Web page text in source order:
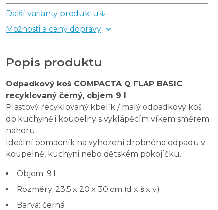
Další varianty produktu
Možnosti a ceny dopravy
Popis produktu
Odpadkový koš COMPACTA Q FLAP BASIC
recyklovaný černý, objem 9 l
Plastový recyklovaný kbelík / malý odpadkový koš
do kuchyně i koupelny s vyklápěcím víkem směrem
nahoru.
Ideální pomocník na vyhození drobného odpadu v
koupelně, kuchyni nebo dětském pokojíčku.
Objem: 9 l
Rozměry: 23,5 x 20 x 30 cm (d x š x v)
Barva: černá